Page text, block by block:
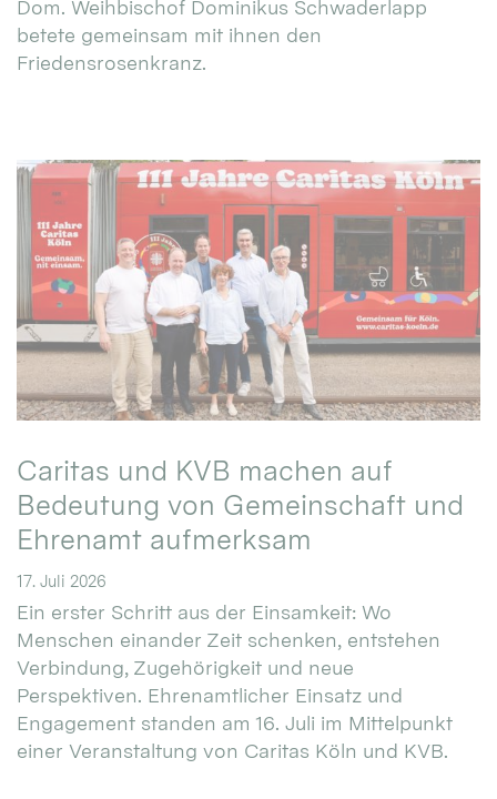
Dom. Weihbischof Dominikus Schwaderlapp
betete gemeinsam mit ihnen den
Friedensrosenkranz.
Caritas und KVB machen auf
Bedeutung von Gemeinschaft und
Ehrenamt aufmerksam
17. Juli 2026
Ein erster Schritt aus der Einsamkeit: Wo
Menschen einander Zeit schenken, entstehen
Verbindung, Zugehörigkeit und neue
Perspektiven. Ehrenamtlicher Einsatz und
Engagement standen am 16. Juli im Mittelpunkt
einer Veranstaltung von Caritas Köln und KVB.